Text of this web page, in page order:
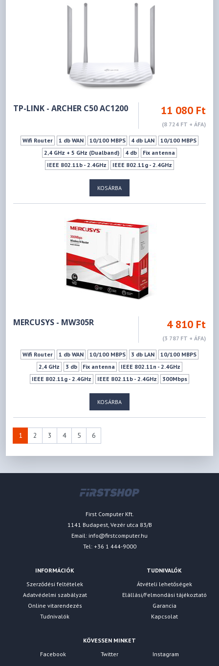
TP-LINK - ARCHER C50 AC1200 11 080 Ft
(8 724 FT + ÁFA)
Wifi Router 1 db WAN 10/100 MBPS 4 db LAN
10/100 MBPS
2,4 GHz + 5 GHz (Dualband)
4 db
Fix antenna
IEEE 802.11b - 2.4GHz
IEEE 802.11g - 2.4GHz
300Mbps 867Mbps
KOSÁRBA
MERCUSYS - MW305R 4 810 Ft
(3 787 FT + ÁFA)
Wifi Router 1 db WAN 10/100 MBPS 3 db LAN
10/100 MBPS
2,4 GHz
3 db Fix antenna
IEEE 802.11n - 2.4GHz
IEEE 802.11g - 2.4GHz
IEEE 802.11b - 2.4GHz 300Mbps
KOSÁRBA
1 2 3 4 5 6
First Computer Kft.
1141 Budapest, Vezér utca 83/B
Email: info@firstcomputer.hu
Tel: +36 1 444-9000
INFORMÁCIÓK
Szerződési feltételek
Adatvédelmi szabályzat
Online vitarendezés
Tudnivalók
TUDNIVALÓK
Átvételi lehetőségek
Elállási/Felmondási tájékoztató
Garancia
Kapcsolat
KÖVESSEN MINKET
Facebook
Twitter Instagram